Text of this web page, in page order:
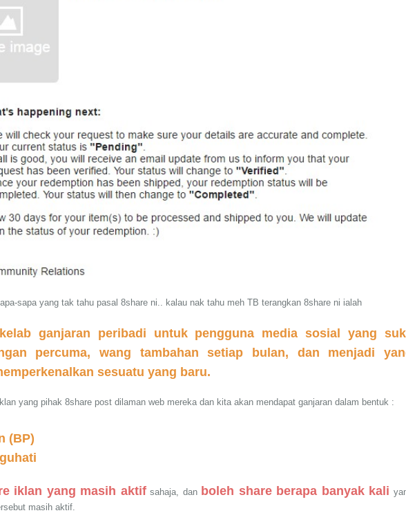
sapa yang tak tahu pasal 8share ni.. kalau nak tahu meh TB terangkan 8share ni ialah
ganjaran peribadi untuk pengguna media sosial yang
percuma, wang tambahan setiap bulan, dan menjadi
sesuatu yang baru.
yang pihak 8share post dilaman web mereka dan kita akan mendapat ganjaran dalam bentuk :
(BP)
iklan yang masih aktifsahaja, dan boleh share berapa banyak kali
masih aktif.